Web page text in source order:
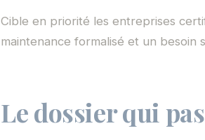
Cible en priorité les entreprises
maintenance formalisé et un besoin
Le dossier qui